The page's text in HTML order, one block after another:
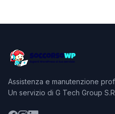
Assistenza e manutenzione
Un servizio di G Tech Group